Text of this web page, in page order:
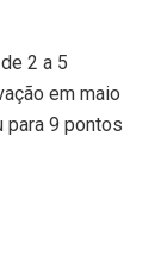
2 a 5
em maio
para 9 pontos